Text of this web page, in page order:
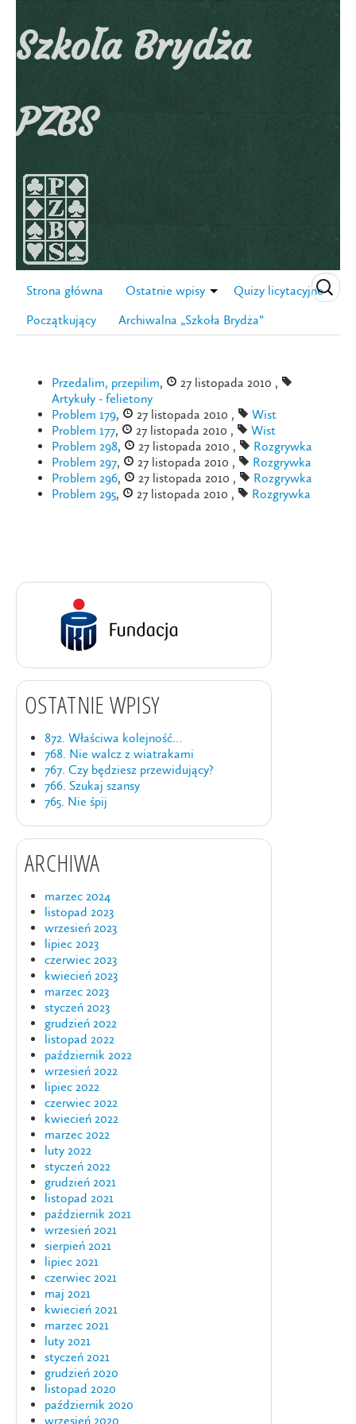
Szkoła Brydża
PZBS
Strona główna Ostatnie wpisy
Quizy licytacyjne
Początkujący
Archiwalna „Szkoła Brydża”
Przedalim, przepilim,
27 listopada 2010 ,
Artykuły - felietony
Problem 179, 27 listopada 2010 ,
Wist
Problem 177, 27 listopada 2010 ,
Wist
Problem 298, 27 listopada 2010 ,
Rozgrywka
Problem 297, 27 listopada 2010 ,
Rozgrywka
Problem 296, 27 listopada 2010 ,
Rozgrywka
Problem 295, 27 listopada 2010 , Rozgrywka
OSTATNIE WPISY
872. Właściwa kolejność…
768. Nie walcz z wiatrakami
767. Czy będziesz przewidujący?
766. Szukaj szansy
765. Nie śpij
ARCHIWA
marzec 2024
listopad 2023
wrzesień 2023
lipiec 2023
czerwiec 2023
kwiecień 2023
marzec 2023
styczeń 2023
grudzień 2022
listopad 2022
październik 2022
wrzesień 2022
lipiec 2022
czerwiec 2022
kwiecień 2022
marzec 2022
luty 2022
styczeń 2022
grudzień 2021
listopad 2021
październik 2021
wrzesień 2021
sierpień 2021
lipiec 2021
czerwiec 2021
maj 2021
kwiecień 2021
marzec 2021
luty 2021
styczeń 2021
grudzień 2020
listopad 2020
październik 2020
wrzesień 2020